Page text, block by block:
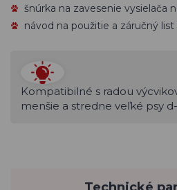
šnúrka na zavesenie vysielača
návod na použitie a záručný list
Kompatibilné s radou
menšie a stredne veľké psy